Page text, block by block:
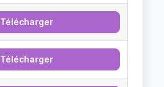
Télécharger
Télécharger